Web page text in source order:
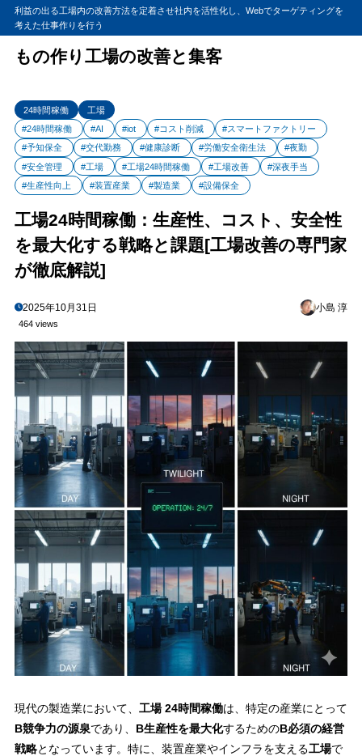
利益の出る工場内の改善方法を定着させ社内を活性化し、Webでターゲティングを
考えた仕事作りを行う
もの作り工場の改善と集客
24時間稼働
工場
#24時間稼働
#AI #iot #コスト削減
#スマートファクトリー
#予知保全
#交代勤務 #健康診断 #労働安全衛生法
#夜勤
#安全管理
#工場 #工場24時間稼働 #工場改善
#深夜手当
#生産性向上
#装置産業 #製造業 #設備保全
工場24時間稼働：生産性、コスト、安全性
を最大化する戦略と課題[工場改善の専門家
が徹底解説]
2025年10月31日 小島 淳
464 views
現代の製造業において、 工場 24時間稼働は、特定の産業にとって
B競争力の源泉であり、 B生産性を最大化するためのB必須の経営
戦略となっています。特に、装置産業やインフラを支える工場で